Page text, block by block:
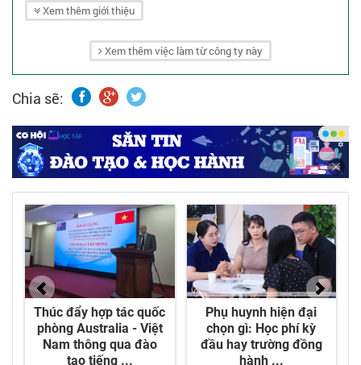
Minh, Việt Nam với quy mô hoạt động trên khắp
và Nam Trung Bộ.
- Duc Hung Co tiền thân là một công ty hoạt
động trong lĩnh vực cấp thoát nước với 20 năm
kinh nghiệm trong ngành. Bên cạnh là đơn vị
chuyên cung cấp, lắp đặt, sửa chữa các thiết bị
ngành nước, chúng tôi là đại lý và nhà phân phối
độc quyền của nhiều thương hiệu uy tín trên thị
trường Châu Âu và Châu Mỹ.
- Các sản phẩm ngành nước chúng tôi chọn lọc
cho khách hàng của mình được sản xuất dựa
theo tiêu chuẩn công nghiệp cao nhất, với hệ
thống quản lý chất lượng đạt chuẩn ISO
9001:2015.
Xem thêm giới thiệu
Xem thêm việc làm từ công ty này
Chia sẽ: